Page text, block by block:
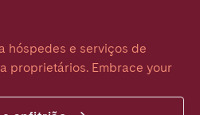
hóspedes e serviços de
proprietários. Embrace your